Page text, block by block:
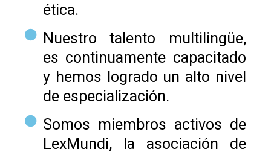
ética.
Nuestro talento multilingüe,
es continuamente capacitado
y hemos logrado un alto nivel
de especialización.
Somos miembros activos de
LexMundi, la asociación de